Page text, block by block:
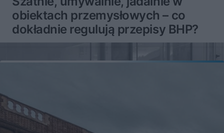
obiektach przemysłowych – co
dokładnie regulują przepisy BHP?